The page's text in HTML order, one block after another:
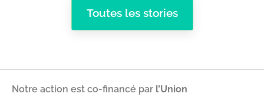
Toutes les stories
Notre action est co-financé par l’Union